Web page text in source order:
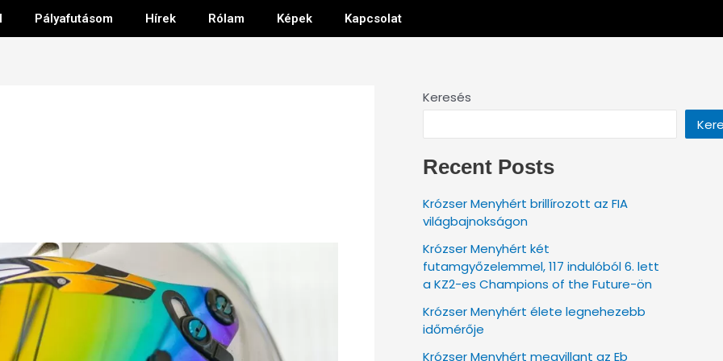
Pályafutásom Hírek Rólam Képek Kapcsolat
Keresés
Recent Posts
Krózser Menyhért brillírozott az FIA
világbajnokságon
Krózser Menyhért két
futamgyőzelemmel, 117 indulóból 6. lett
a KZ2-es Champions of the Future-ön
Krózser Menyhért élete legnehezebb
időmérője
Krózser Menyhért megvillant az Eb